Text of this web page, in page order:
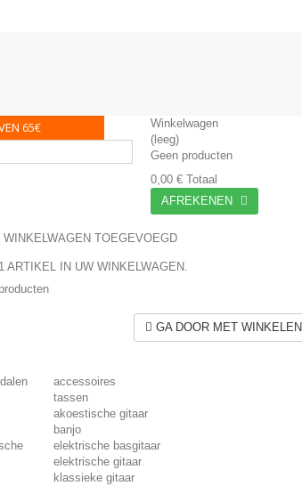
65€
Winkelwagen
(leeg)
Geen producten
0,00 € Totaal
AFREKENEN
TOEGEVOEGD
ARTIKEL IN UW WINKELWAGEN.
GA DOOR MET WINKELEN
accessoires
tassen
akoestische gitaar
banjo
elektrische basgitaar
elektrische gitaar
klassieke gitaar